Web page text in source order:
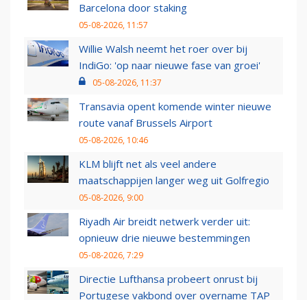
Barcelona door staking
05-08-2026, 11:57
Willie Walsh neemt het roer over bij
IndiGo: 'op naar nieuwe fase van groei'
05-08-2026, 11:37
Transavia opent komende winter nieuwe
route vanaf Brussels Airport
05-08-2026, 10:46
KLM blijft net als veel andere
maatschappijen langer weg uit Golfregio
05-08-2026, 9:00
Riyadh Air breidt netwerk verder uit:
opnieuw drie nieuwe bestemmingen
05-08-2026, 7:29
Directie Lufthansa probeert onrust bij
Portugese vakbond over overname TAP